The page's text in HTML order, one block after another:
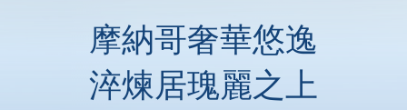
摩納哥奢華悠逸
淬煉居瑰麗之上